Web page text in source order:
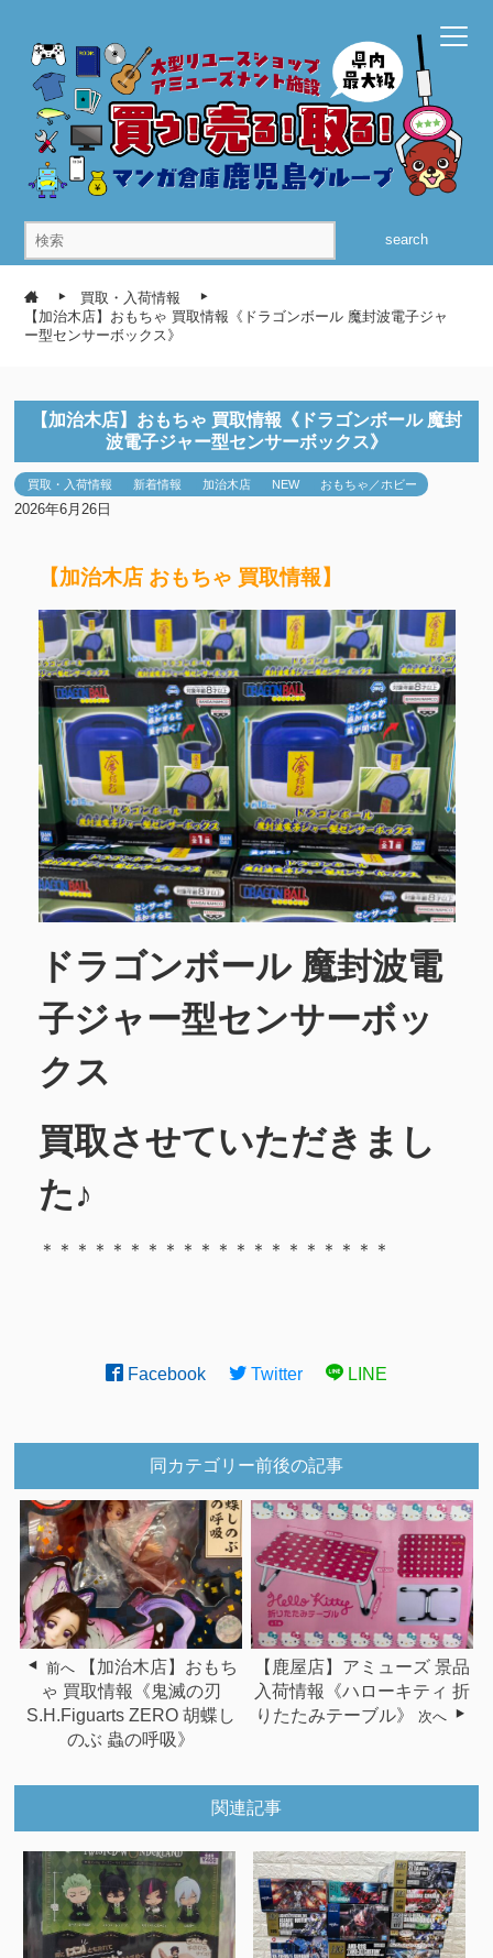
search
買取・入荷情報
【加治木店】おもちゃ 買取情報《ドラゴンボール 魔封波電子ジャ
ー型センサーボックス》
【加治木店】おもちゃ 買取情報《ドラゴンボール 魔封
波電子ジャー型センサーボックス》
買取・入荷情報 新着情報 加治木店 NEW おもちゃ／ホビー
2026年6月26日
【加治木店 おもちゃ 買取情報】
ドラゴンボール 魔封波電
子ジャー型センサーボッ
クス
買取させていただきまし
た♪
＊＊＊＊＊＊＊＊＊＊＊＊＊＊＊＊＊＊＊＊
Facebook Twitter LINE
同カテゴリー前後の記事
前へ
【加治木店】おもち
ゃ 買取情報《鬼滅の刃
S.H.Figuarts ZERO 胡蝶し
のぶ 蟲の呼吸》
【鹿屋店】アミューズ 景品
入荷情報《ハローキティ 折
りたたみテーブル》
次へ
関連記事